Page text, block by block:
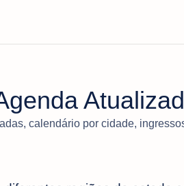
calendário por cidade,